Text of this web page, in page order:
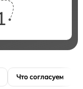
Что согласуем